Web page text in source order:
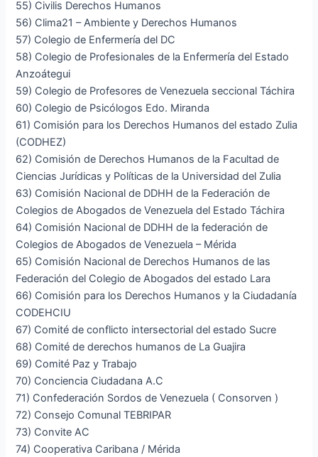
55) Civilis Derechos Humanos
56) Clima21 – Ambiente y Derechos Humanos
57) Colegio de Enfermería del DC
58) Colegio de Profesionales de la Enfermería del Estado
Anzoátegui
59) Colegio de Profesores de Venezuela seccional Táchira
60) Colegio de Psicólogos Edo. Miranda
61) Comisión para los Derechos Humanos del estado Zulia
(CODHEZ)
62) Comisión de Derechos Humanos de la Facultad de
Ciencias Jurídicas y Políticas de la Universidad del Zulia
63) Comisión Nacional de DDHH de la Federación de
Colegios de Abogados de Venezuela del Estado Táchira
64) Comisión Nacional de DDHH de la federación de
Colegios de Abogados de Venezuela – Mérida
65) Comisión Nacional de Derechos Humanos de las
Federación del Colegio de Abogados del estado Lara
66) Comisión para los Derechos Humanos y la Ciudadanía
CODEHCIU
67) Comité de conflicto intersectorial del estado Sucre
68) Comité de derechos humanos de La Guajira
69) Comité Paz y Trabajo
70) Conciencia Ciudadana A.C
71) Confederación Sordos de Venezuela ( Consorven )
72) Consejo Comunal TEBRIPAR
73) Convite AC
74) Cooperativa Caribana / Mérida